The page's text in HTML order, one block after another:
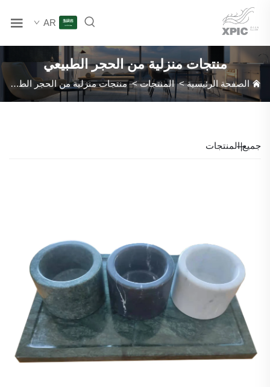
AR
منتجات منزلية من الحجر الطبيعي
الصفحة الرئيسية>المنتجات>منتجات منزلية من الحجر الطبيعي
جميع المنتجات